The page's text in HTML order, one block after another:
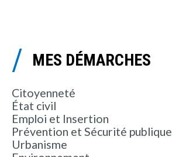
MES DÉMARCHES
Citoyenneté
État civil
Emploi et Insertion
Prévention et Sécurité publique
Urbanisme